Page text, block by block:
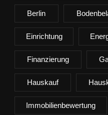
Berlin
Einrichtung
Finanzierung
Hauskauf
Immobilienbewertung